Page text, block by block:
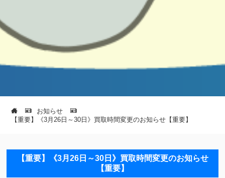
お知らせ
【重要】《3月26日～30日》買取時間変更のお知らせ【重要】
【重要】《3月26日～30日》買取時間変更のお知らせ
【重要】